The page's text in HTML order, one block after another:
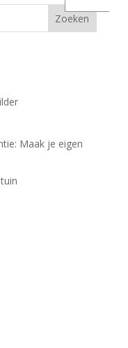
Maak je eigen